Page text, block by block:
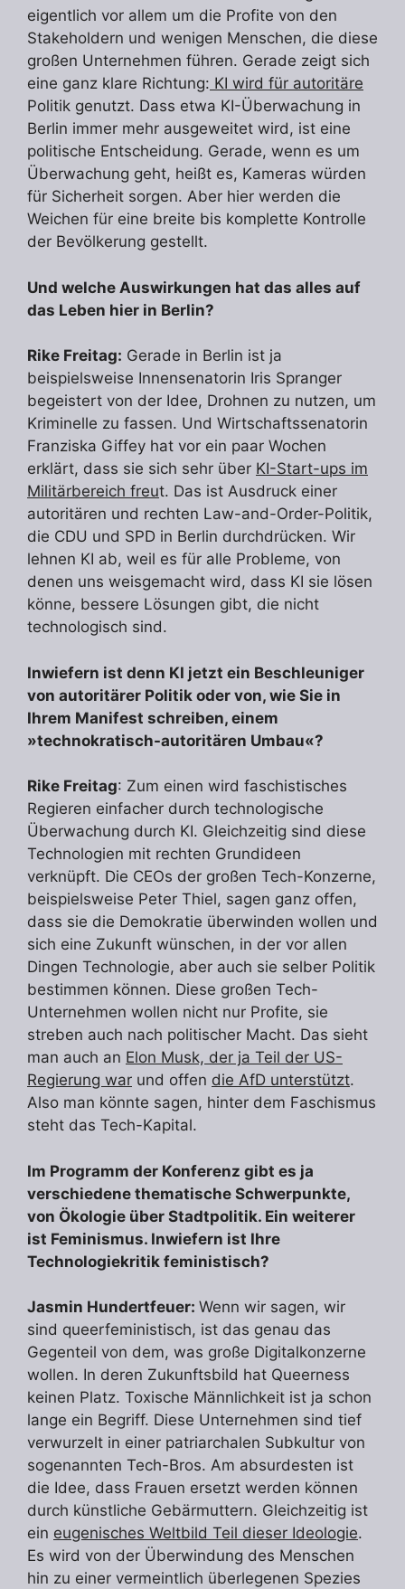
eigentlich vor allem um die Profite von den
Stakeholdern und wenigen Menschen, die diese
großen Unternehmen führen. Gerade zeigt sich
eine ganz klare Richtung: KI wird für autoritäre
Politik genutzt. Dass etwa KI-Überwachung in
Berlin immer mehr ausgeweitet wird, ist eine
politische Entscheidung. Gerade, wenn es um
Überwachung geht, heißt es, Kameras würden
für Sicherheit sorgen. Aber hier werden die
Weichen für eine breite bis komplette Kontrolle
der Bevölkerung gestellt.
Und welche Auswirkungen hat das alles auf
das Leben hier in Berlin?
Rike Freitag: Gerade in Berlin ist ja
beispielsweise Innensenatorin Iris Spranger
begeistert von der Idee, Drohnen zu nutzen, um
Kriminelle zu fassen. Und Wirtschaftssenatorin
Franziska Giffey hat vor ein paar Wochen
erklärt, dass sie sich sehr über KI-Start-ups im
Militärbereich freut. Das ist Ausdruck einer
autoritären und rechten Law-and-Order-Politik,
die CDU und SPD in Berlin durchdrücken. Wir
lehnen KI ab, weil es für alle Probleme, von
denen uns weisgemacht wird, dass KI sie lösen
könne, bessere Lösungen gibt, die nicht
technologisch sind.
Inwiefern ist denn KI jetzt ein Beschleuniger
von autoritärer Politik oder von, wie Sie in
Ihrem Manifest schreiben, einem
»technokratisch-autoritären Umbau«?
Rike Freitag: Zum einen wird faschistisches
Regieren einfacher durch technologische
Überwachung durch KI. Gleichzeitig sind diese
Technologien mit rechten Grundideen
verknüpft. Die CEOs der großen Tech-Konzerne,
beispielsweise Peter Thiel, sagen ganz offen,
dass sie die Demokratie überwinden wollen und
sich eine Zukunft wünschen, in der vor allen
Dingen Technologie, aber auch sie selber Politik
bestimmen können. Diese großen Tech-
Unternehmen wollen nicht nur Profite, sie
streben auch nach politischer Macht. Das sieht
man auch an Elon Musk, der ja Teil der US-
Regierung war und offen die AfD unterstützt.
Also man könnte sagen, hinter dem Faschismus
steht das Tech-Kapital.
Im Programm der Konferenz gibt es ja
verschiedene thematische Schwerpunkte,
von Ökologie über Stadtpolitik. Ein weiterer
ist Feminismus. Inwiefern ist Ihre
Technologiekritik feministisch?
Jasmin Hundertfeuer: Wenn wir sagen, wir
sind queerfeministisch, ist das genau das
Gegenteil von dem, was große Digitalkonzerne
wollen. In deren Zukunftsbild hat Queerness
keinen Platz. Toxische Männlichkeit ist ja schon
lange ein Begriff. Diese Unternehmen sind tief
verwurzelt in einer patriarchalen Subkultur von
sogenannten Tech-Bros. Am absurdesten ist
die Idee, dass Frauen ersetzt werden können
durch künstliche Gebärmuttern. Gleichzeitig ist
ein eugenisches Weltbild Teil dieser Ideologie.
Es wird von der Überwindung des Menschen
hin zu einer vermeintlich überlegenen Spezies